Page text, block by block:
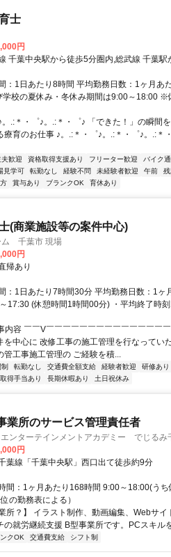
士
円
千葉中央駅から徒歩5分圏内,総武線 千葉駅
：1日あたり8時間 平均勤務日数：1ヶ月あ
校の夏休み・冬休み期間は9:00～18:00 ※
.:＊・゜♪。.:＊・゜♪ 「できた！」の瞬間
育のお仕事 ♪。.:＊・゜♪。.:＊・゜♪。.:＊
歓迎 資格取得支援あり フリーター歓迎 バイク
見学可 転勤なし 経験不問 未経験者歓迎 午前
残
賞与あり ブランクOK 育休あり
(商業施設等の案件中心)
ム 千葉市 現場
円
帰あり
：1日あたり7時間30分 平均勤務日数：1ヶ
17:30 (休憩時間1時間00分) ・平均終了時
内容 ￣￣V￣￣￣￣￣￣￣￣￣￣￣￣￣￣
を中心に 改修工事の施工管理を行なってい
管工事施工管理の ご経験を積...
転勤なし 交通費全額支給 経験者歓迎 研修あり
得手当あり 長期休暇あり 土日祝休み
業所のサービス管理責任者
ンターテインメントアカデミー でじるみ
円
葉線「千葉中央駅」西口出て徒歩約9分
間：1ヶ月あたり168時間 9:00～18:00(う
の勤務表による）
所？】 イラスト制作、動画編集、Webサ
の就労継続支援 B型事業所です。PCスキル
クOK 交通費支給 シフト制